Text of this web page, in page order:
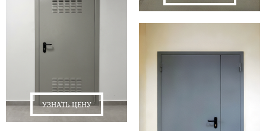
УЗНАТЬ ЦЕНУ